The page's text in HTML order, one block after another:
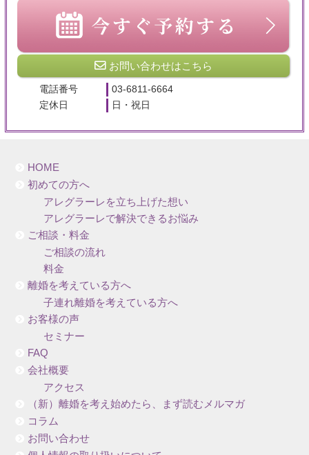
お問い合わせはこちら
電話番号
03-6811-6664
定休日
日・祝日
HOME
初めての方へ
アレグラーレを立ち上げた想い
アレグラーレで解決できるお悩み
ご相談・料金
ご相談の流れ
料金
離婚を考えている方へ
子連れ離婚を考えている方へ
お客様の声
セミナー
FAQ
会社概要
アクセス
（新）離婚を考え始めたら、まず読むメルマガ
コラム
お問い合わせ